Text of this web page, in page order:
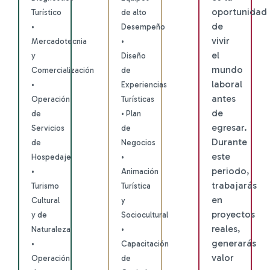
Turístico
•
Mercadotecnia
y
Comercialización
•
Operación
de
Servicios
de
Hospedaje
•
Turismo
Cultural
y de
Naturaleza
•
Operación
de alto
Desempeño
•
Diseño
de
Experiencias
Turísticas
• Plan
de
Negocios
•
Animación
Turística
y
Sociocultural
•
Capacitación
de
oportunidad
de
vivir
el
mundo
laboral
antes
de
egresar.
Durante
este
periodo,
trabajarás
en
proyectos
reales,
generarás
valor